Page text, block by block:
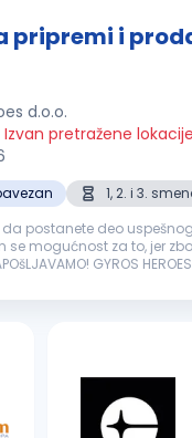
pripremi i
d.o.o.
Izvan pretražene lokacije
1, 2. i 3.
da postanete deo
se mogućnost za to, jer
GYROS
tima SA ...